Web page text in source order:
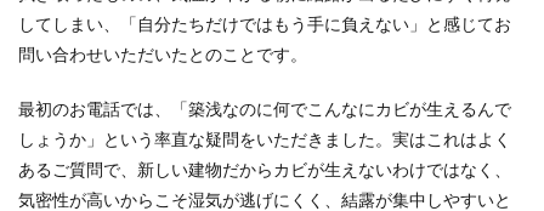
してしまい、「自分たちだけではもう手に負えない」と感じてお
問い合わせいただいたとのことです。
最初のお電話では、「築浅なのに何でこんなにカビが生えるんで
しょうか」という率直な疑問をいただきました。実はこれはよく
あるご質問で、新しい建物だからカビが生えないわけではなく、
気密性が高いからこそ湿気が逃げにくく、結露が集中しやすいと